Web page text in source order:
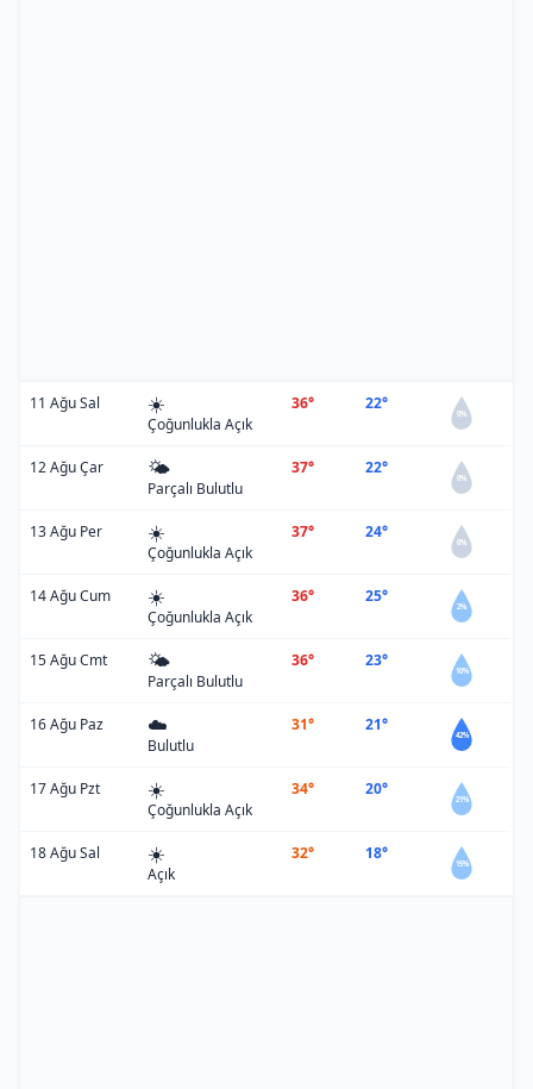
11 Ağu Sal ☀️
Çoğunlukla Açık
36° 22°
0%
12 Ağu Çar 🌤️
Parçalı Bulutlu
37° 22°
0%
13 Ağu Per ☀️
Çoğunlukla Açık
37° 24°
0%
14 Ağu Cum ☀️
Çoğunlukla Açık
36° 25°
2%
15 Ağu Cmt 🌤️
Parçalı Bulutlu
36° 23°
10%
16 Ağu Paz ☁️
Bulutlu
31° 21°
42%
17 Ağu Pzt ☀️
Çoğunlukla Açık
34° 20°
21%
18 Ağu Sal ☀️
Açık
32° 18°
15%